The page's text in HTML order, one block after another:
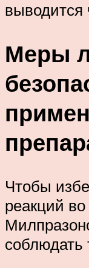
выводится
Меры
Чтобы
реакций
соблюдать